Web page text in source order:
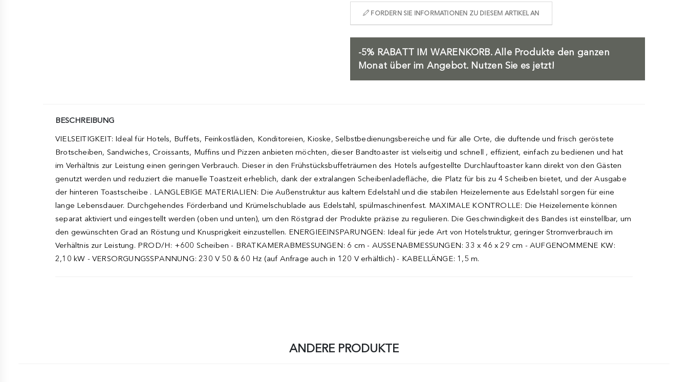
FORDERN SIE INFORMATIONEN ZU DIESEM ARTIKEL AN
-5% RABATT IM WARENKORB.Alle Produkte den ganzen
Monat über im Angebot. Nutzen Sie es jetzt!
BESCHREIBUNG
VIELSEITIGKEIT: Ideal für Hotels, Buffets, Feinkostläden, Konditoreien, Kioske, Selbstbedienungsbereiche und für alle Orte, die duftende und frisch geröstete
Brotscheiben, Sandwiches, Croissants, Muffins und Pizzen anbieten möchten, dieser Bandtoaster ist vielseitig und schnell , effizient, einfach zu bedienen und hat
im Verhältnis zur Leistung einen geringen Verbrauch. Dieser in den Frühstücksbuffeträumen des Hotels aufgestellte Durchlauftoaster kann direkt von den Gästen
genutzt werden und reduziert die manuelle Toastzeit erheblich, dank der extralangen Scheibenladefläche, die Platz für bis zu 4 Scheiben bietet, und der Ausgabe
der hinteren Toastscheibe . LANGLEBIGE MATERIALIEN: Die Außenstruktur aus kaltem Edelstahl und die stabilen Heizelemente aus Edelstahl sorgen für eine
lange Lebensdauer. Durchgehendes Förderband und Krümelschublade aus Edelstahl, spülmaschinenfest. MAXIMALE KONTROLLE: Die Heizelemente können
separat aktiviert und eingestellt werden (oben und unten), um den Röstgrad der Produkte präzise zu regulieren. Die Geschwindigkeit des Bandes ist einstellbar, um
den gewünschten Grad an Röstung und Knusprigkeit einzustellen. ENERGIEEINSPARUNGEN: Ideal für jede Art von Hotelstruktur, geringer Stromverbrauch im
Verhältnis zur Leistung. PROD/H: +600 Scheiben - BRATKAMERABMESSUNGEN: 6 cm - AUSSENABMESSUNGEN: 33 x 46 x 29 cm - AUFGENOMMENE KW:
2,10 kW - VERSORGUNGSSPANNUNG: 230 V 50 & 60 Hz (auf Anfrage auch in 120 V erhältlich) - KABELLÄNGE: 1,5 m.
ANDERE PRODUKTE